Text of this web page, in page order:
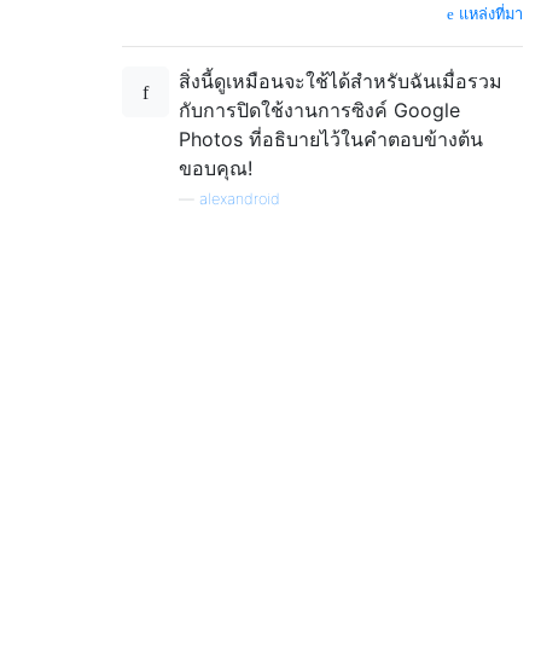
แหล่งที่มา
สิ่งนี้ดูเหมือนจะใช้ได้สำหรับฉันเมื่อรวม
กับการปิดใช้งานการซิงค์ Google
Photos ที่อธิบายไว้ในคำตอบข้างต้น
ขอบคุณ!
alexandroid